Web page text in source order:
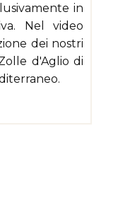
in
Nel video
dei nostri
d'Aglio di